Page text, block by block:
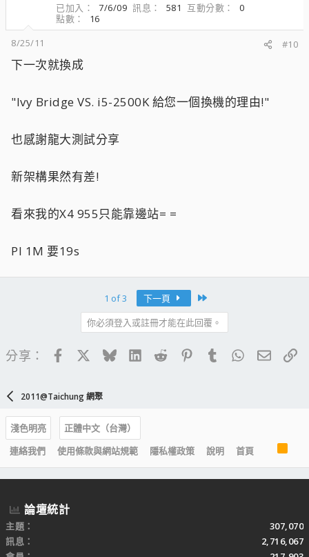
已加入
7/6/09 訊息 581 互動分數
0
點數
16
8/25/11
#10
下一次就換成
"Ivy Bridge VS. i5-2500K 給您一個換機的理由!"
也感謝龍大測試分享
新架構果然有差!
看來我的X4 955只能靠邊站= =
PI 1M 要19s
1 of 3 下一頁
你必須登入或註冊才能在此回覆。
分享： FacebookBlueskyLinkedIn
Reddit PinterestTumblrWhatsApp
電子
2011@Taichung 網聚
淺色明亮
正體中文（台灣）
連絡我們
使用條款與網站規範 隱私權政策 說明 首頁
R
S
S
論壇統計
主題
307,070
訊息
2,716,067